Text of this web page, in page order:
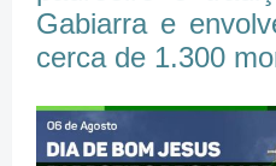
Gabiarra e
cerca de 1.300